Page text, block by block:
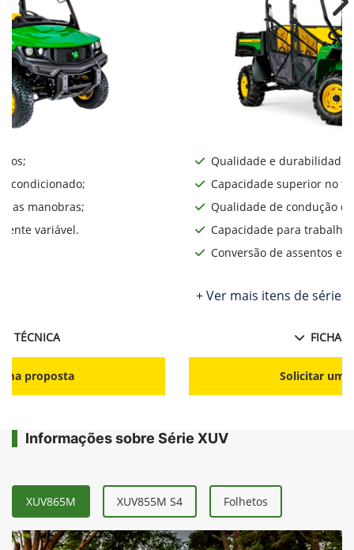
condicionado;
as manobras;
variável.
TÉCNICA
proposta
Qualidade e durabilidade;
Capacidade superior no
Qualidade de condução o
Capacidade para
Conversão de assentos e
+ Ver mais itens de série
FICHA
Solicitar
Informações sobre Série XUV
XUV865M XUV855M S4 Folhetos